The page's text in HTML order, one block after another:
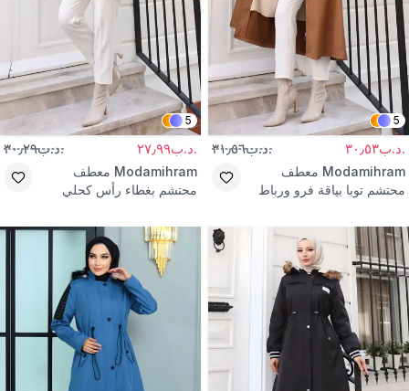
5
.د.ب٣٠٫٥٣ .د.ب٣١٫٥٦
Modamihram معطف
محتشم توبا بياقة فرو ورباط
5
.د.ب٢٧٫٩٩ .د.ب٣٠٫٢٩
Modamihram معطف
محتشم بغطاء رأس كحلي